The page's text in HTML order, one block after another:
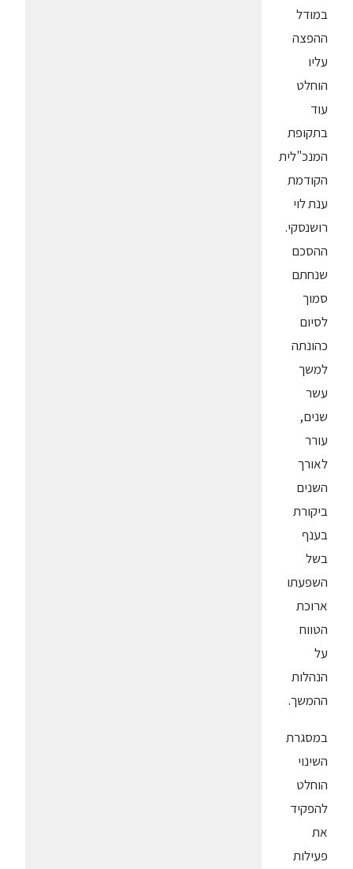
במודל
ההפצה
עליו
הוחלט
עוד
בתקופת
המנכ"לית
הקודמת
ענת לוי
רושנסקי.
ההסכם
שנחתם
סמוך
לסיום
כהונתה
למשך
עשר
שנים,
עורר
לאורך
השנים
ביקורת
בענף
בשל
השפעתו
ארוכת
הטווח
על
הנהלות
ההמשך.
במסגרת
השינוי
הוחלט
להפקיד
את
פעילות